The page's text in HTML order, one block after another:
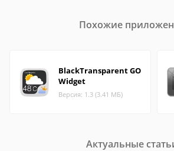
Похожие
BlackTransparent GO
Widget
Версия: 1.3 (3.41 МБ)
Актуальные